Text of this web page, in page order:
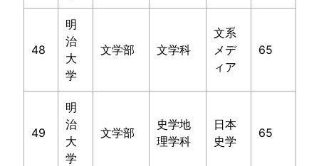
48
明
治
大
学
文学部 文学科
文系
メデ
ィア
65
49
明
治
大
学
文学部
史学地
理学科
日本
史学
65